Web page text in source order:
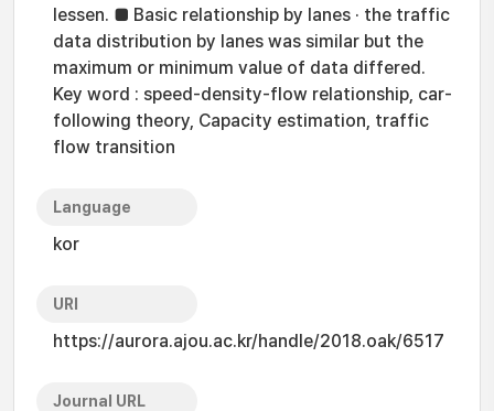
lessen. ■ Basic relationship by lanes · the traffic
data distribution by lanes was similar but the
maximum or minimum value of data differed.
Key word : speed-density-flow relationship, car-
following theory, Capacity estimation, traffic
flow transition
Language
kor
URI
https://aurora.ajou.ac.kr/handle/2018.oak/6517
Journal URL